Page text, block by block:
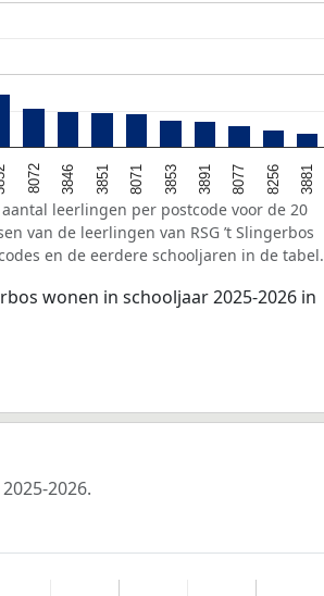
8072 3846 3851 8071 3853 3891 8077 8256 3881
leerlingen per postcode voor de 20
van de leerlingen van RSG ’t Slingerbos
en de eerdere schooljaren in de tabel.
wonen in schooljaar 2025-2026 in
2026.